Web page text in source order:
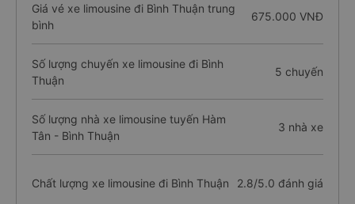
Giá vé xe limousine đi Bình Thuận trung
bình
675.000 VNĐ
Số lượng chuyến xe limousine đi Bình
Thuận
5 chuyến
Số lượng nhà xe limousine tuyến Hàm
Tân - Bình Thuận
3 nhà xe
Chất lượng xe limousine đi Bình Thuận 2.8/5.0 đánh giá